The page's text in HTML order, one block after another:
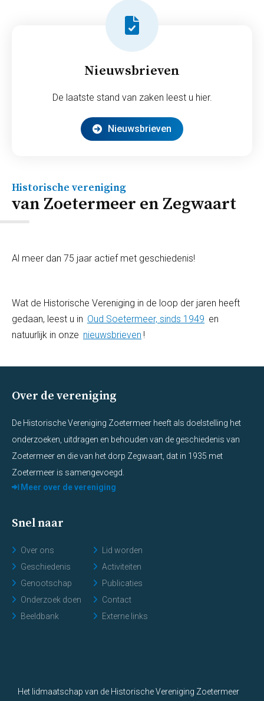
Historische vereniging
van Zoetermeer en Zegwaart
Al meer dan 75 jaar actief met geschiedenis!
Wat de Historische Vereniging in de loop der jaren heeft
gedaan, leest u in Oud Soetermeer, sinds 1949 en
natuurlijk in onze nieuwsbrieven !
Nieuwsbrieven
De laatste stand van zaken leest u hier.
Nieuwsbrieven
Over de vereniging
De Historische Vereniging Zoetermeer heeft als doelstelling het
onderzoeken, uitdragen en behouden van de geschiedenis van
Zoetermeer en die van het dorp Zegwaart, dat in 1935 met
Zoetermeer is samengevoegd.
Meer over de vereniging
Snel naar
Over ons
Geschiedenis
Genootschap
Onderzoek doen
Beeldbank
Lid worden
Activiteiten
Publicaties
Contact
Externe links
Het lidmaatschap van de Historische Vereniging Zoetermeer